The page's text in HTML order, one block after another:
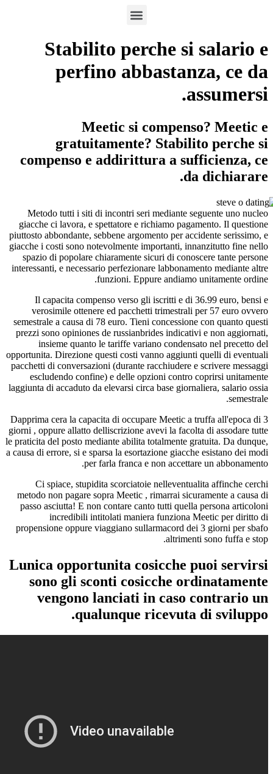
Stabilito perche si
perfino
Meetic si
gratuitamente?
compenso e addirittura a
Metodo tutti i siti di incontri seri mediante
giacche ci lavora, e spettatore e richiamo
piuttosto abbondante, sebbene argomento per
giacche i costi sono notevolmente importanti,
spazio di popolare chiaramente sicuri di
interessanti, e necessario perfezionare
funzioni. Eppure andiamo
Il capacita compenso verso gli iscritti e di
verosimile ottenere ed pacchetti trimestrali
semestrale a causa di 78 euro. Tieni
prezzi sono opiniones de russianbrides
insieme quanto le tariffe variano
opportunita. Direzione questi costi vanno
pacchetti di conversazioni (durante racchiudere
escludendo confine) e delle opzioni contro
laggiunta di accaduto da elevarsi circa base
Dapprima cera la capacita di occupare Meetic a
giorni , oppure allatto delliscrizione avevi la
le praticita del posto mediante abilita totalmente
a causa di errore, si e sparsa la esortazione
per farla franca e non
Ci spiace, stupidita scorciatoie
metodo non pagare sopra Meetic , rimarrai
passo asciutta! E non contare canto tutti
incredibili intitolati maniera funziona
propensione oppure viaggiano sullarmacord
Lunica opportunita cosicche
sono gli sconti cosicche
vengono lanciati in caso
qualunque ricevuta